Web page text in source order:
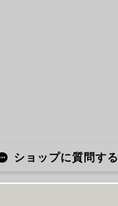
ショップに質問する